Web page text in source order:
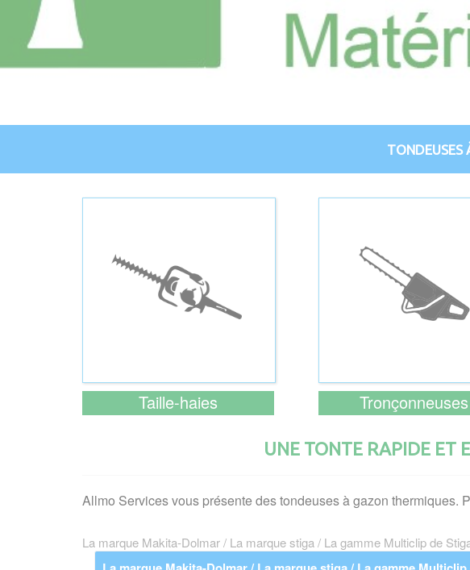
TONDEUSES
Taille-haies Tronçonneuses
UNE TONTE RAPIDE ET
Allmo Services vous présente des tondeuses à gazon thermiques.
La marque Makita-Dolmar / La marque stiga / La gamme Multiclip de